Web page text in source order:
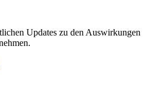
Updates zu den Auswirkungen